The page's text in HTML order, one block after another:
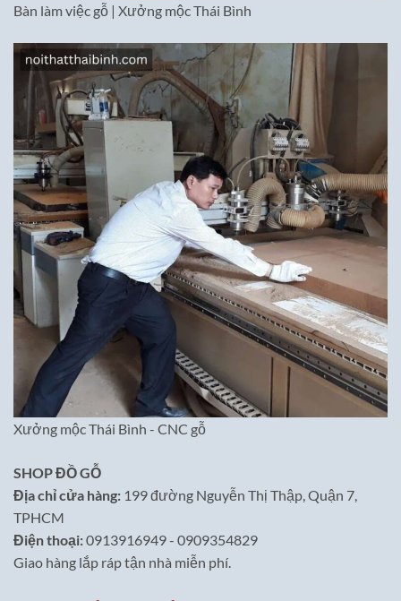
Bàn làm việc gỗ | Xưởng mộc Thái Bình
Xưởng mộc Thái Bình - CNC gỗ
SHOP ĐỒ GỖ
Địa chỉ cửa hàng: 199 đường Nguyễn Thị Thập, Quận 7,
TPHCM
Điện thoại:0913916949 - 0909354829
Giao hàng lắp ráp tận nhà miễn phí.